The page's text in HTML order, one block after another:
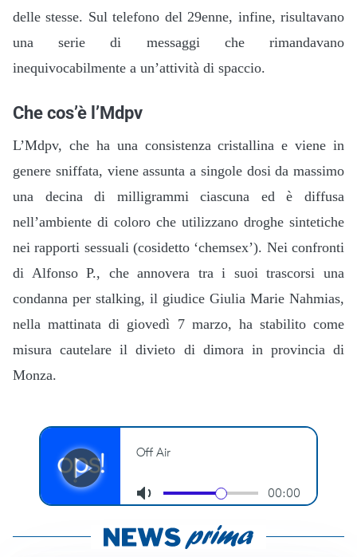
delle stesse. Sul telefono del 29enne, infine, risultavano
una serie di messaggi che rimandavano
inequivocabilmente a un’attività di spaccio.
Che cos’è l’Mdpv
L’Mdpv, che ha una consistenza cristallina e viene in
genere sniffata, viene assunta a singole dosi da massimo
una decina di milligrammi ciascuna ed è diffusa
nell’ambiente di coloro che utilizzano droghe sintetiche
nei rapporti sessuali (cosidetto ‘chemsex’). Nei confronti
di Alfonso P., che annovera tra i suoi trascorsi una
condanna per stalking, il giudice Giulia Marie Nahmias,
nella mattinata di giovedì 7 marzo, ha stabilito come
misura cautelare il divieto di dimora in provincia di
Monza.